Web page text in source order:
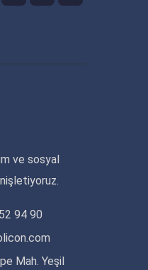
ve sosyal
94 90
Mah. Yeşil